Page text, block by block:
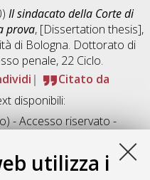
utilizza i
Il sindacato della Corte di
prova, [Dissertation thesis],
di Bologna. Dottorato di
penale, 22 Ciclo.
Citato da
disponibili:
- Accesso riservato -